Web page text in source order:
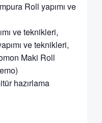
Roll yapımı ve
ve teknikleri,
ve teknikleri,
Maki Roll
hazırlama